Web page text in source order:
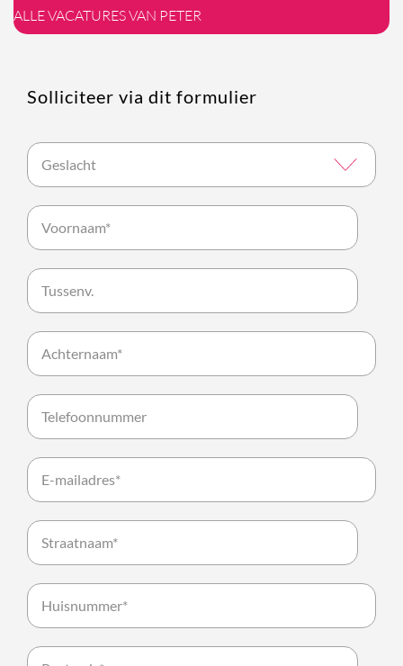
ALLE VACATURES VAN PETER
Solliciteer via dit formulier